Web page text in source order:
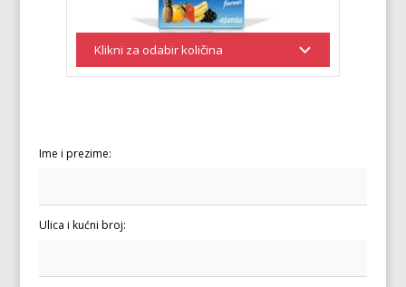
Ime i prezime:
Ulica i kućni broj: